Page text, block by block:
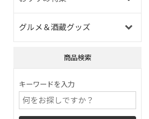
グルメ＆酒蔵グッズ
商品検索
キーワードを入力